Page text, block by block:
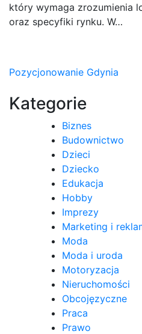
który wymaga zrozumienia
oraz specyfiki rynku. W…
Nawigacja
wpisu
Pozycjonowanie Gdynia
Kategorie
Biznes
Budownictwo
Dzieci
Dziecko
Edukacja
Hobby
Imprezy
Marketing i
Moda
Moda i uroda
Motoryzacja
Nieruchomości
Obcojęzyczne
Praca
Prawo